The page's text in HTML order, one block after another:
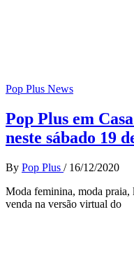
Pop Plus News
Pop Plus em
neste sábado 19
By Pop Plus / 16/12/2020
Moda feminina, moda praia,
venda na versão virtual do